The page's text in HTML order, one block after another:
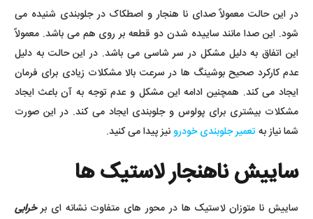
در این حالت معمولاً صدای نا هنجار و اصطکاک در جلوبندی شنیده می
شود. این صدا مانند ساییده شدن دو قطعه بر روی هم می باشد. معمولاً
این اتفاق به دلیل مشکل در سر شاسی می باشد. در این حالت به دلیل
عدم کارکرد صحیح بوشینگ ها در سرعت بالا مشکلات زیادی برای فرمان
ایجاد می کند. همچنین ادامه این مشکل و عدم توجه به آن باعث ایجاد
مشکلات بیشتری برای پولوس و جلوبندی ایجاد می کند. در این صورت
شما نیاز بهتعمیر جلوبندی خودرونیز پیدا می کنید.
ساییش ناهنجار لاستیک ها
ساییش نا متوزان لاستیک ها در محور های متفاوت نشانه ای برخرابی